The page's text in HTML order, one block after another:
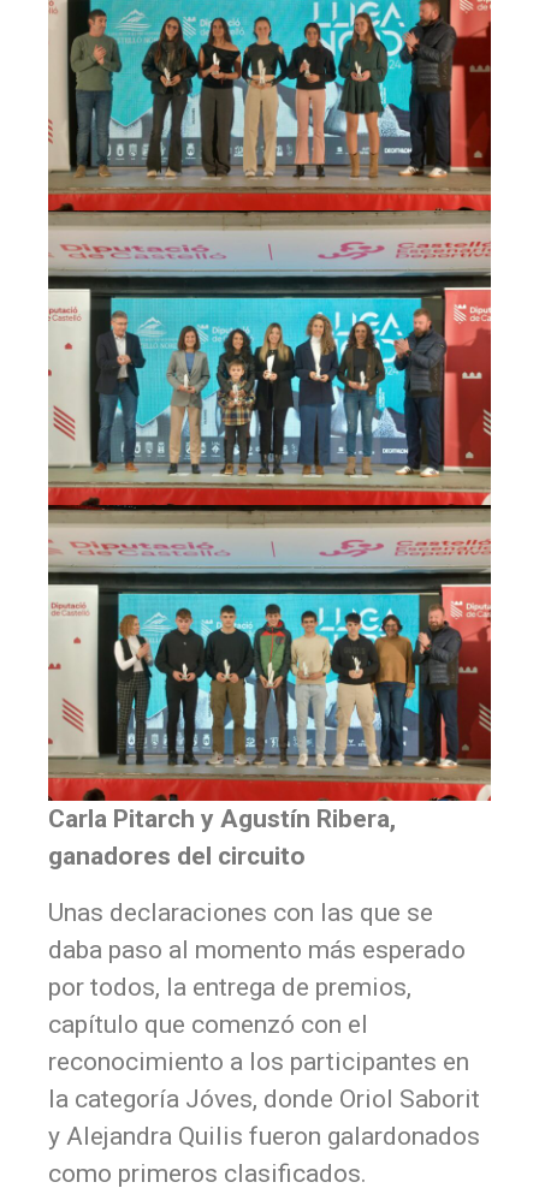
Carla Pitarch y Agustín Ribera,
ganadores del circuito
Unas declaraciones con las que se
daba paso al momento más esperado
por todos, la entrega de premios,
capítulo que comenzó con el
reconocimiento a los participantes en
la categoría Jóves, donde Oriol Saborit
y Alejandra Quilis fueron galardonados
como primeros clasificados.